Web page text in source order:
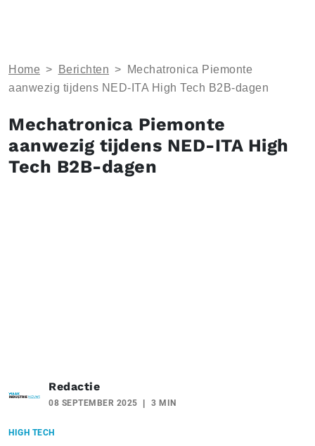
Home > Berichten >
Mechatronica Piemonte
aanwezig tijdens NED-ITA High Tech B2B-dagen
Mechatronica Piemonte
aanwezig tijdens NED-ITA High
Tech B2B-dagen
Redactie
08 SEPTEMBER 2025 3 MIN
HIGH TECH